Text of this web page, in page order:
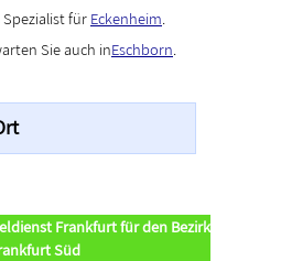
für Eckenheim
Sie auch inEschborn
Frankfurt für den Bezirk
Süd